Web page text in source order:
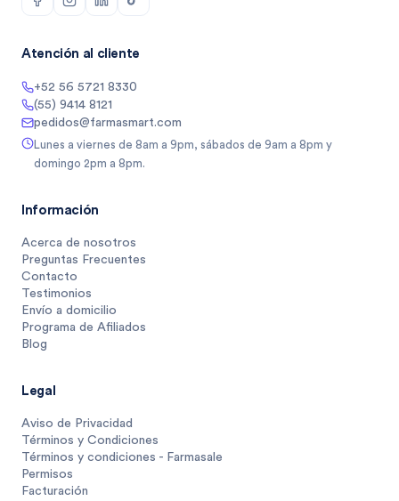
Atención al cliente
+52 56 5721 8330
(55) 9414 8121
pedidos@farmasmart.com
Lunes a viernes de 8am a 9pm, sábados de 9am a 8pm y
domingo 2pm a 8pm.
Información
Acerca de nosotros
Preguntas Frecuentes
Contacto
Testimonios
Envío a domicilio
Programa de Afiliados
Blog
Legal
Aviso de Privacidad
Términos y Condiciones
Términos y condiciones - Farmasale
Permisos
Facturación